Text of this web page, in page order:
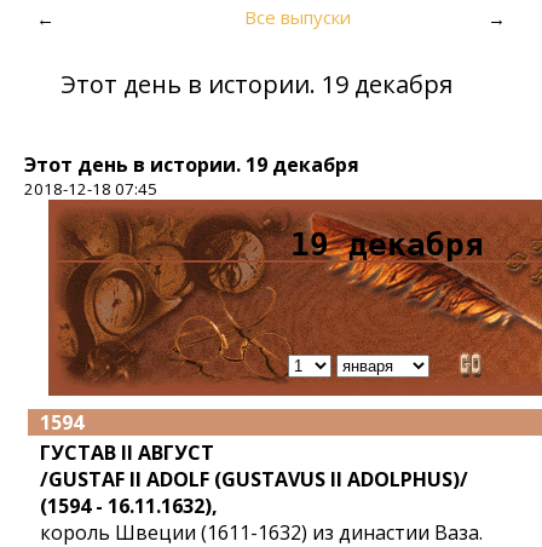
← Все выпуски →
Этот день в истории. 19 декабря
Этот день в истории. 19 декабря
2018-12-18 07:45
19 декабря
1594
ГУСТАВ II АВГУСТ
/GUSTAF II ADOLF (GUSTAVUS II ADOLPHUS)/
(1594 - 16.11.1632),
король Швеции (1611-1632) из династии Ваза.